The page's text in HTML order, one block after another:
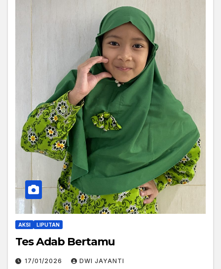
AKSI LIPUTAN
Tes Adab Bertamu
17/01/2026 DWI JAYANTI